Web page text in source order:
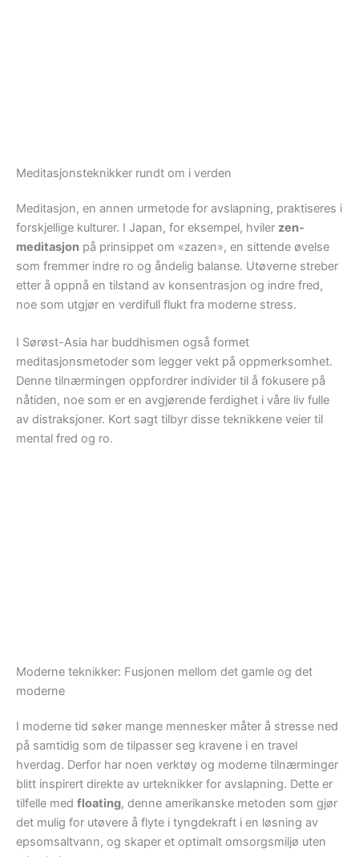
Meditasjonsteknikker rundt om i verden
Meditasjon, en annen urmetode for avslapning, praktiseres i
forskjellige kulturer. I Japan, for eksempel, hviler zen-
meditasjon på prinsippet om «zazen», en sittende øvelse
som fremmer indre ro og åndelig balanse. Utøverne streber
etter å oppnå en tilstand av konsentrasjon og indre fred,
noe som utgjør en verdifull flukt fra moderne stress.
I Sørøst-Asia har buddhismen også formet
meditasjonsmetoder som legger vekt på oppmerksomhet.
Denne tilnærmingen oppfordrer individer til å fokusere på
nåtiden, noe som er en avgjørende ferdighet i våre liv fulle
av distraksjoner. Kort sagt tilbyr disse teknikkene veier til
mental fred og ro.
Moderne teknikker: Fusjonen mellom det gamle og det
moderne
I moderne tid søker mange mennesker måter å stresse ned
på samtidig som de tilpasser seg kravene i en travel
hverdag. Derfor har noen verktøy og moderne tilnærminger
blitt inspirert direkte av urteknikker for avslapning. Dette er
tilfelle med floating, denne amerikanske metoden som gjør
det mulig for utøvere å flyte i tyngdekraft i en løsning av
epsomsaltvann, og skaper et optimalt omsorgsmiljø uten